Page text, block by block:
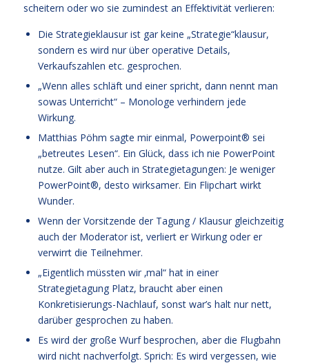
scheitern oder wo sie zumindest an Effektivität verlieren:
Die Strategieklausur ist gar keine „Strategie“klausur,
sondern es wird nur über operative Details,
Verkaufszahlen etc. gesprochen.
„Wenn alles schläft und einer spricht, dann nennt man
sowas Unterricht“ – Monologe verhindern jede
Wirkung.
Matthias Pöhm sagte mir einmal, Powerpoint® sei
„betreutes Lesen“. Ein Glück, dass ich nie PowerPoint
nutze. Gilt aber auch in Strategietagungen: Je weniger
PowerPoint®, desto wirksamer. Ein Flipchart wirkt
Wunder.
Wenn der Vorsitzende der Tagung / Klausur gleichzeitig
auch der Moderator ist, verliert er Wirkung oder er
verwirrt die Teilnehmer.
„Eigentlich müssten wir ‚mal“ hat in einer
Strategietagung Platz, braucht aber einen
Konkretisierungs-Nachlauf, sonst war’s halt nur nett,
darüber gesprochen zu haben.
Es wird der große Wurf besprochen, aber die Flugbahn
wird nicht nachverfolgt. Sprich: Es wird vergessen, wie